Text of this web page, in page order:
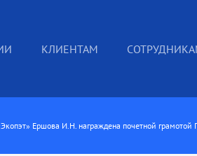
КЛИЕНТАМ
Ершова И.Н. награждена почетной грамотой